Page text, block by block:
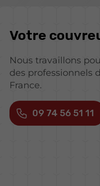
Votre
Nous travaillons
des professionnels
France.
09 74 56 51 11